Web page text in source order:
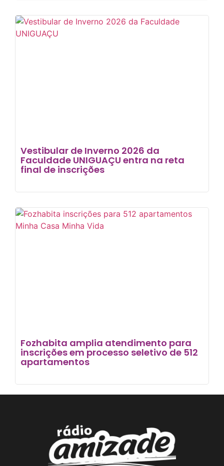
Vestibular de Inverno 2026 da
Faculdade UNIGUAÇU entra na reta
final de inscrições
Fozhabita amplia atendimento para
inscrições em processo seletivo de 512
apartamentos